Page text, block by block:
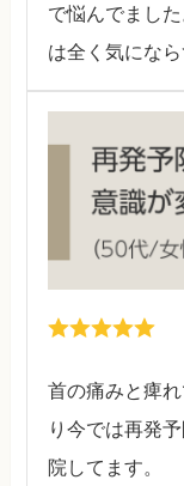
で悩んでまし
は全く気になら
首の痛みと痺
り今では再発
院してます。